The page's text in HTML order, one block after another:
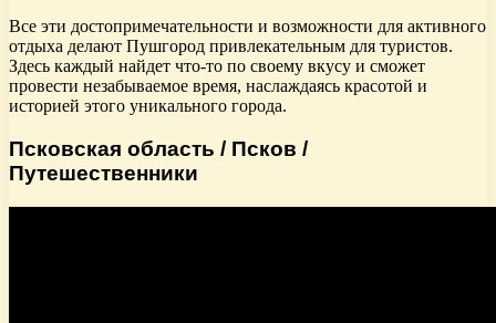
Все эти достопримечательности и возможности для активного
отдыха делают Пушгород привлекательным для туристов.
Здесь каждый найдет что-то по своему вкусу и сможет
провести незабываемое время, наслаждаясь красотой и
историей этого уникального города.
Псковская область / Псков /
Путешественники